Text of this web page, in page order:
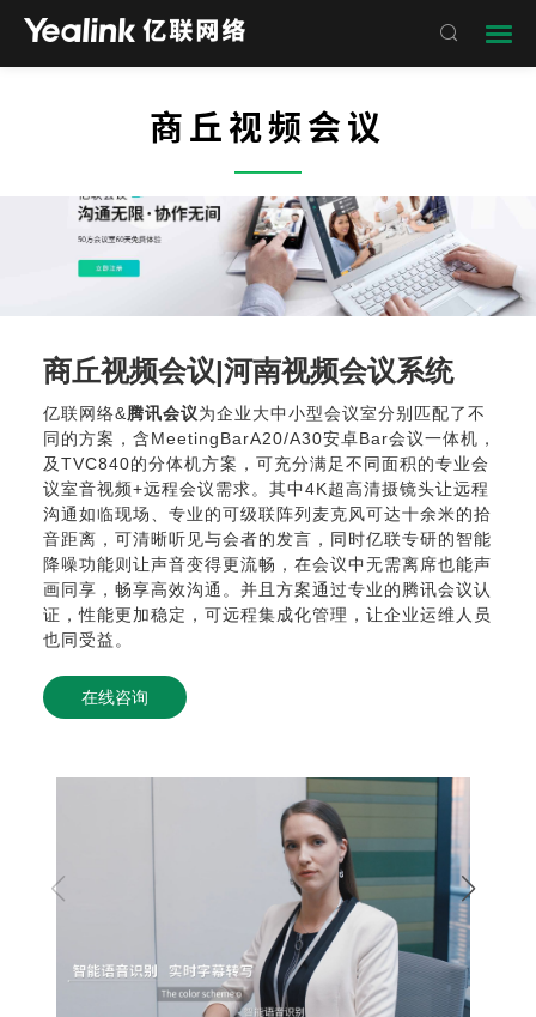

商丘视频会议
——
商丘视频会议|河南视频会议系统
亿联网络&腾讯会议为企业大中小型会议室分别匹配了不
同的方案， 含MeetingBarA20/A30安卓Bar会议一体机，
及TVC840的分体机方案，可充分满足不同面积的专业会
议室音视频+远程会议需求。其中4K超高清摄镜头让远程
沟通如临现场、专业的可级联阵列麦克风可达十余米的拾
音距离，可清晰听见与会者的发言，同时亿联专研的智能
降噪功能则让声音变得更流畅，在会议中无需离席也能声
画同享，畅享高效沟通。并且方案通过专业的腾讯会议认
证，性能更加稳定，可远程集成化管理，让企业运维人员
也同受益。
在线咨询